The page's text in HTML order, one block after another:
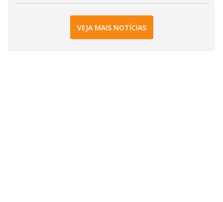
VEJA MAIS NOTÍCIAS